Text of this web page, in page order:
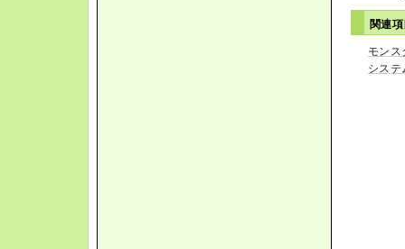
関連
モンス
システ